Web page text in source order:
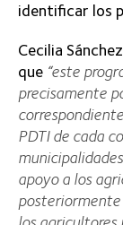
identificar los
Cecilia
que “este
precisamente
PDTI de cada
apoyo a los